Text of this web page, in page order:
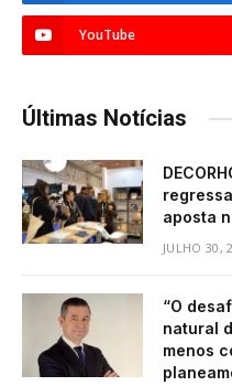
YouTube
Últimas Notícias
aposta
JULHO 30,
“O
natural
menos